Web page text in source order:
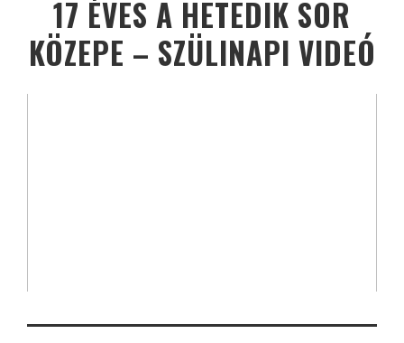
17 ÉVES A HETEDIK SOR
KÖZEPE – SZÜLINAPI VIDEÓ